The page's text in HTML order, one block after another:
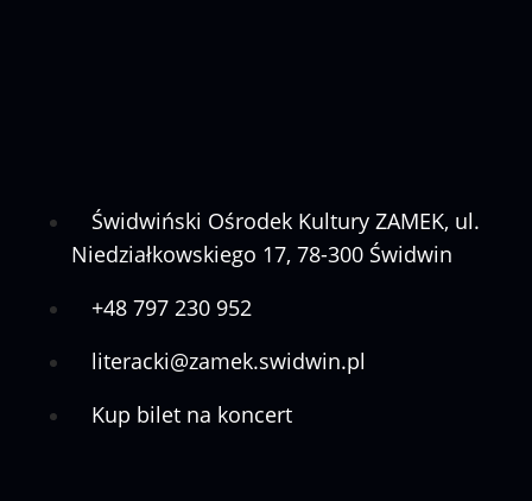
Świdwiński Ośrodek Kultury ZAMEK, ul.
Niedziałkowskiego 17, 78-300 Świdwin
+48 797 230 952
literacki@zamek.swidwin.pl
Kup bilet na koncert